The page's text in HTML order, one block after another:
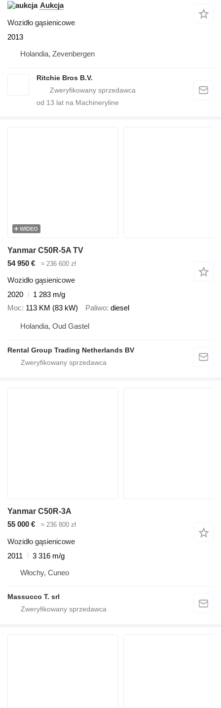
Aukcja
Wozidło gąsienicowe
2013
Holandia, Zevenbergen
Ritchie Bros B.V.
od 13 lat na Machineryline
WIDEO
Yanmar C50R-5A TV
54 950 €
≈ 236 600 zł
Wozidło gąsienicowe
2020
1 283 m/g
Moc 113 KM (83 kW) Paliwo diesel
Holandia, Oud Gastel
Rental Group Trading Netherlands BV
Yanmar C50R-3A
55 000 €
≈ 236 800 zł
Wozidło gąsienicowe
2011
3 316 m/g
Włochy, Cuneo
Massucco T. srl